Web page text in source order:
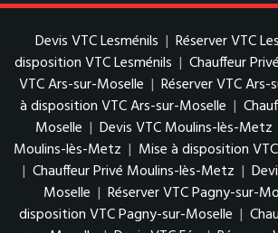
Devis VTC Lesménils | Réserver VTC
disposition VTC Lesménils | Chauffeur
VTC Ars-sur-Moselle | Réserver VTC Ars-
à disposition VTC Ars-sur-Moselle |
Moselle | Devis VTC Moulins-lès-Metz
Moulins-lès-Metz | Mise à disposition
| Chauffeur Privé Moulins-lès-Metz |
Moselle | Réserver VTC Pagny-sur-
disposition VTC Pagny-sur-Moselle |